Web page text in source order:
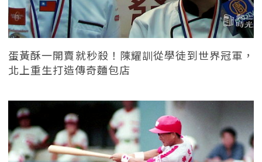
蛋黃酥一開賣就秒殺！陳耀訓從學徒到世界冠軍，
北上重生打造傳奇麵包店